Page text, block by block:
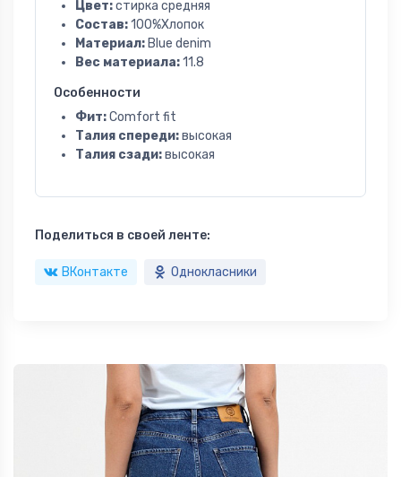
Цвет:стирка средняя
Состав:100%Хлопок
Материал: Blue denim
Вес материала:11.8
Особенности
Фит:Comfort fit
Талия спереди:высокая
Талия сзади:высокая
Поделиться в своей ленте:
ВКонтакте Однокласники